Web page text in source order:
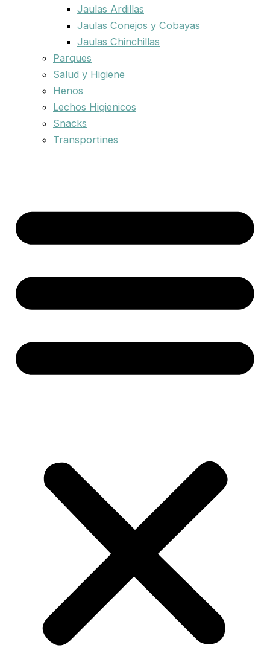
Jaulas Ardillas
Jaulas Conejos y Cobayas
Jaulas Chinchillas
Parques
Salud y Higiene
Henos
Lechos Higienicos
Snacks
Transportines